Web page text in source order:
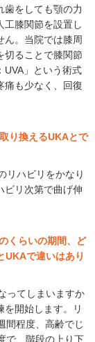
歯をしても顎の力
工膝関節を設置し
ん。当院では膝周
切ることで膝関節
UVA」という術式
痛も少なく、回復
り換えるUKAとで
リハビリをかなり
ビリ次第で曲げ伸
くらいの期間、ど
UKAで違いはあり
ってしまいますか
を開始します。リ
間程度、高齢でじ
で、階段の上り下